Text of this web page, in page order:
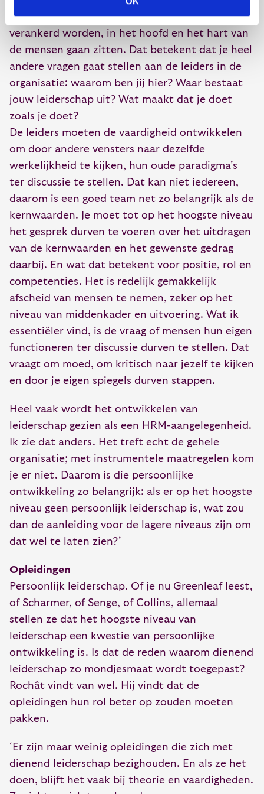
op zich, want het nieuwe gedrag moet ook
verankerd worden, in het hoofd en het hart van
de mensen gaan zitten. Dat betekent dat je heel
andere vragen gaat stellen aan de leiders in de
organisatie: waarom ben jij hier? Waar bestaat
jouw leiderschap uit? Wat maakt dat je doet
zoals je doet?
De leiders moeten de vaardigheid ontwikkelen
om door andere vensters naar dezelfde
werkelijkheid te kijken, hun oude paradigma’s
ter discussie te stellen. Dat kan niet iedereen,
daarom is een goed team net zo belangrijk als de
kernwaarden. Je moet tot op het hoogste niveau
het gesprek durven te voeren over het uitdragen
van de kernwaarden en het gewenste gedrag
daarbij. En wat dat betekent voor positie, rol en
competenties. Het is redelijk gemakkelijk
afscheid van mensen te nemen, zeker op het
niveau van middenkader en uitvoering. Wat ik
essentiëler vind, is de vraag of mensen hun eigen
functioneren ter discussie durven te stellen. Dat
vraagt om moed, om kritisch naar jezelf te kijken
en door je eigen spiegels durven stappen.
Heel vaak wordt het ontwikkelen van
leiderschap gezien als een HRM-aangelegenheid.
Ik zie dat anders. Het treft echt de gehele
organisatie; met instrumentele maatregelen kom
je er niet. Daarom is die persoonlijke
ontwikkeling zo belangrijk: als er op het hoogste
niveau geen persoonlijk leiderschap is, wat zou
dan de aanleiding voor de lagere niveaus zijn om
dat wel te laten zien?’
Opleidingen
Persoonlijk leiderschap. Of je nu Greenleaf leest,
of Scharmer, of Senge, of Collins, allemaal
stellen ze dat het hoogste niveau van
leiderschap een kwestie van persoonlijke
ontwikkeling is. Is dat de reden waarom dienend
leiderschap zo mondjesmaat wordt toegepast?
Rochât vindt van wel. Hij vindt dat de
opleidingen hun rol beter op zouden moeten
pakken.
‘Er zijn maar weinig opleidingen die zich met
dienend leiderschap bezighouden. En als ze het
doen, blijft het vaak bij theorie en vaardigheden.